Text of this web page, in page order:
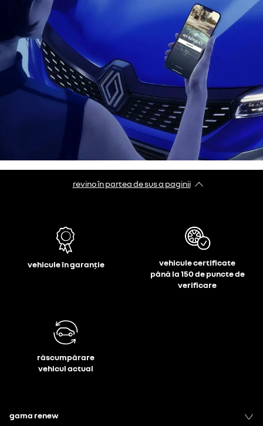
revino în partea de sus a paginii
vehicule în garanție
vehicule certificate
până la 150 de puncte de
verificare
răscumpărare
vehicul actual
gama renew